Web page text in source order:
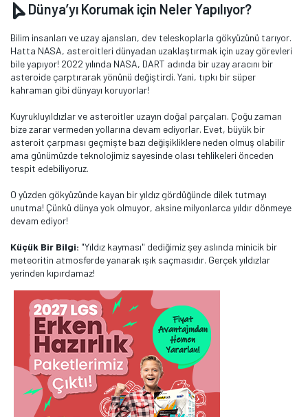
Dünya’yı Korumak için Neler Yapılıyor?
Bilim insanları ve uzay ajansları, dev teleskoplarla gökyüzünü tarıyor.
Hatta NASA, asteroitleri dünyadan uzaklaştırmak için uzay görevleri
bile yapıyor! 2022 yılında NASA, DART adında bir uzay aracını bir
asteroide çarptırarak yönünü değiştirdi. Yani, tıpkı bir süper
kahraman gibi dünyayı koruyorlar!
Kuyrukluyıldızlar ve asteroitler uzayın doğal parçaları. Çoğu zaman
bize zarar vermeden yollarına devam ediyorlar. Evet, büyük bir
asteroit çarpması geçmişte bazı değişikliklere neden olmuş olabilir
ama günümüzde teknolojimiz sayesinde olası tehlikeleri önceden
tespit edebiliyoruz.
O yüzden gökyüzünde kayan bir yıldız gördüğünde dilek tutmayı
unutma! Çünkü dünya yok olmuyor, aksine milyonlarca yıldır dönmeye
devam ediyor!
Küçük Bir Bilgi: "Yıldız kayması" dediğimiz şey aslında minicik bir
meteoritin atmosferde yanarak ışık saçmasıdır. Gerçek yıldızlar
yerinden kıpırdamaz!